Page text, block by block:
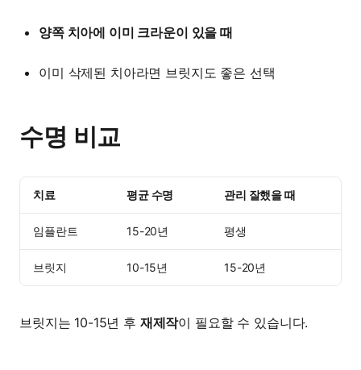
양쪽 치아에 이미 크라운이 있을 때
이미 삭제된 치아라면 브릿지도 좋은 선택
수명 비교
치료 평균 수명 관리 잘했을 때
임플란트 15-20년 평생
브릿지 10-15년 15-20년
브릿지는 10-15년 후 재제작이 필요할 수 있습니다.